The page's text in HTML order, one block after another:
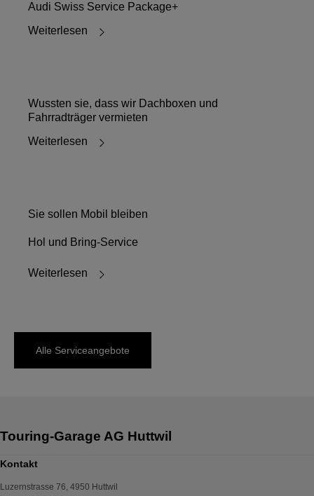
Audi Swiss Service Package+
Weiterlesen
Wussten sie, dass wir Dachboxen und
Fahrradträger vermieten
Weiterlesen
Sie sollen Mobil bleiben
Hol und Bring-Service
Weiterlesen
Alle Serviceangebote
Kontakt
Luzernstrasse 76, 4950 Huttwil